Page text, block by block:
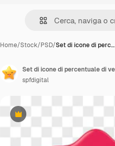
Home/Stock/PSD/Set di icone di perc…
Premium
spfdigital